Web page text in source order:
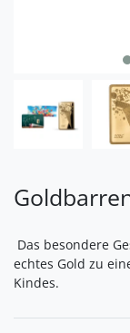
Das besondere
echtes Gold zu
Kindes.